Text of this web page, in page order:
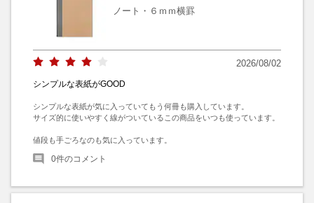
ノート・６ｍｍ横罫
2026/08/02
シンプルな表紙がGOOD
シンプルな表紙が気に入っていてもう何冊も購入しています。
サイズ的に使いやすく線がついているこの商品をいつも使っています。
値段も手ごろなのも気に入っています。
0件のコメント